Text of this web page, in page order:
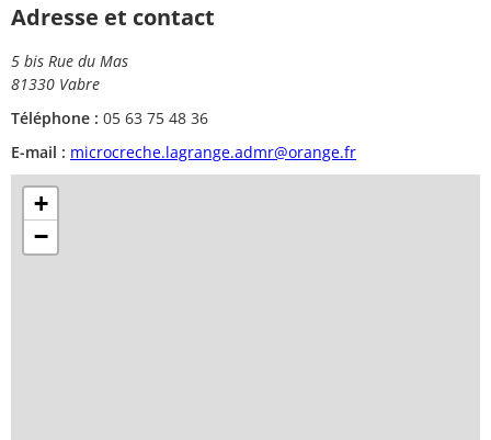
Adresse et contact
5 bis Rue du Mas
81330 Vabre
Téléphone : 05 63 75 48 36
E-mail : microcreche.lagrange.admr@orange.fr
+
−